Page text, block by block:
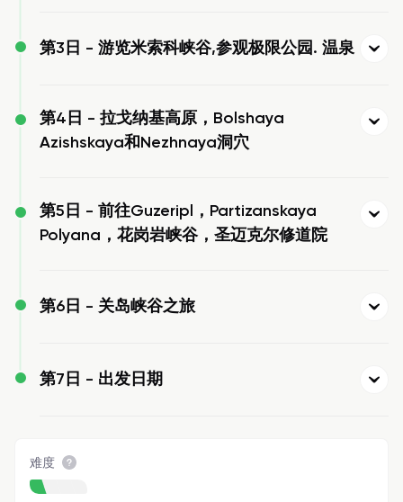
第3日 - 游览米索科峡谷,参观极限公园. 温泉
第4日 - 拉戈纳基高原，Bolshaya
Azishskaya和Nezhnaya洞穴
第5日 - 前往Guzeripl，Partizanskaya
Polyana，花岗岩峡谷，圣迈克尔修道院
第6日 - 关岛峡谷之旅
第7日 - 出发日期
难度